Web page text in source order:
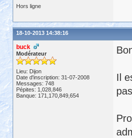
Hors ligne
18-10-2013 14:38:16
buck
Modérateur
Lieu: Dijon
Date d'inscription: 31-07-2008
Messages: 748
Pépites: 1,028,846
Banque: 171,170,849,654
Il